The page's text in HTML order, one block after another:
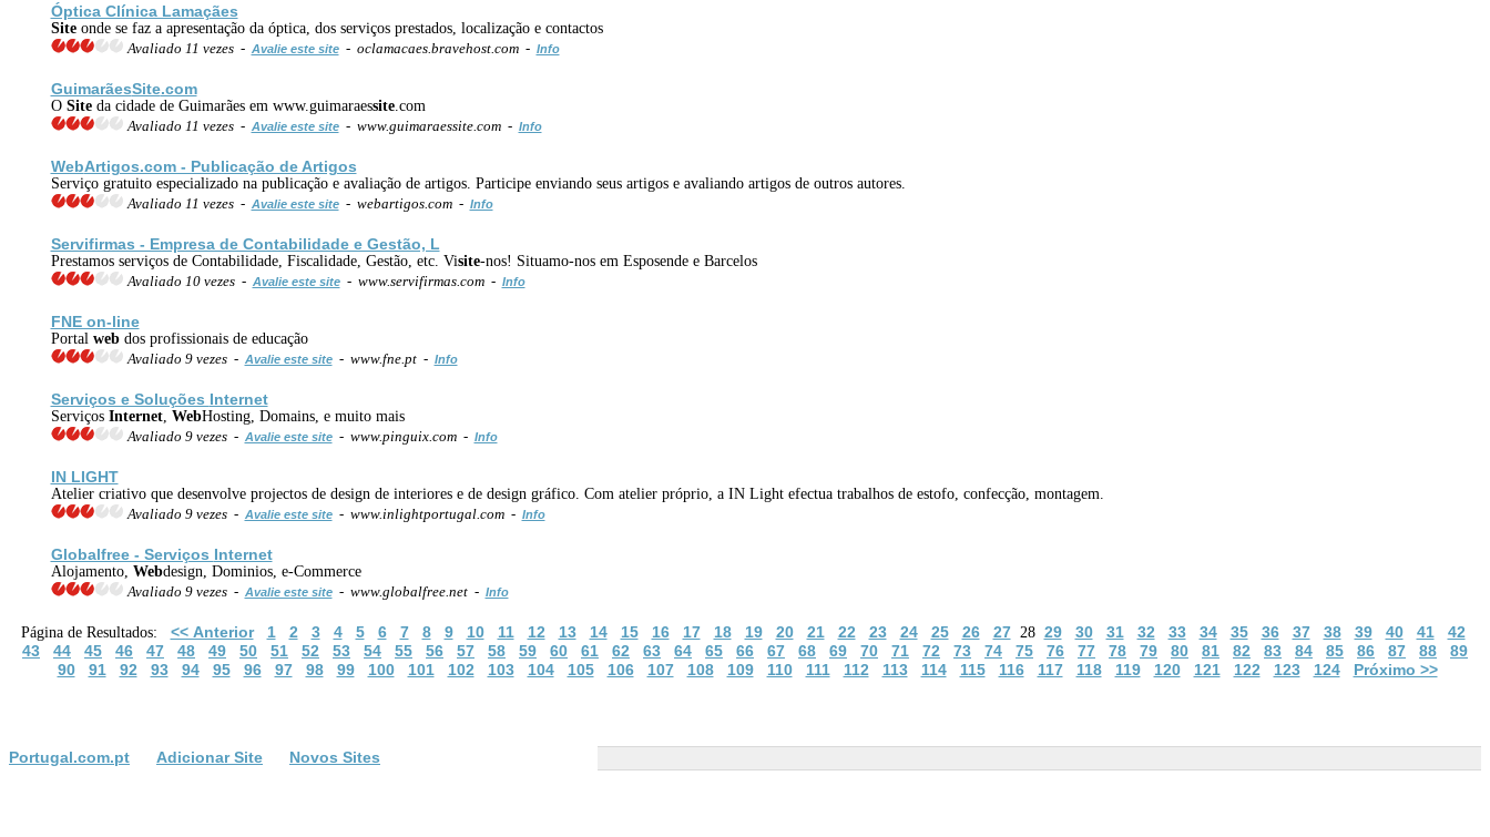
Óptica Clínica Lamaçães
Siteonde se faz a apresentação da óptica, dos serviços prestados, localização e contactos
Avaliado 11 vezes - Avalie este site- oclamacaes.bravehost.com - Info
GuimarãesSite.com
O Siteda cidade de Guimarães em www.guimaraessite.com
Avaliado 11 vezes - Avalie este site- www.guimaraessite.com - Info
WebArtigos.com - Publicação de Artigos
Serviço gratuito especializado na publicação e avaliação de artigos. Participe enviando seus artigos e avaliando artigos de outros autores.
Avaliado 11 vezes - Avalie este site- webartigos.com - Info
Servifirmas - Empresa de Contabilidade e Gestão, L
Prestamos serviços de Contabilidade, Fiscalidade, Gestão, etc. Visite-nos! Situamo-nos em Esposende e Barcelos
Avaliado 10 vezes - Avalie este site- www.servifirmas.com - Info
FNE on-line
Portal webdos profissionais de educação
Avaliado 9 vezes - Avalie este site- www.fne.pt - Info
Serviços e Soluções Internet
Serviços Internet, WebHosting, Domains, e muito mais
Avaliado 9 vezes - Avalie este site- www.pinguix.com - Info
IN LIGHT
Atelier criativo que desenvolve projectos de design de interiores e de design gráfico. Com atelier próprio, a IN Light efectua trabalhos de estofo, confecção, montagem.
Avaliado 9 vezes - Avalie este site- www.inlightportugal.com - Info
Globalfree - Serviços Internet
Alojamento, Webdesign, Dominios, e-Commerce
Avaliado 9 vezes - Avalie este site- www.globalfree.net - Info
Página de Resultados: << Anterior 1 2 3 4 5 6 7 8 9 10 11 12 13 14 15 16 17 18 19 20 21 22 23 24 25 26 2728 29 30 31 32 33 34 35 36 37 38 39 40 41
42
43
44 45 46 47 48 49 50 51 52 53 54 55 56 57 58 59 60 61 62 63 64 65 66 67 68 69 70 71 72 73 74 75 76 77 78 79 80 81 82 83 84 85 86 87 88
89
90
91 92 93 94 95 96 97 98 99 100 101 102 103 104 105 106 107 108 109 110 111 112 113 114 115 116 117 118 119 120 121 122 123 124 Próximo >>
Portugal.com.pt Adicionar Site Novos Sites